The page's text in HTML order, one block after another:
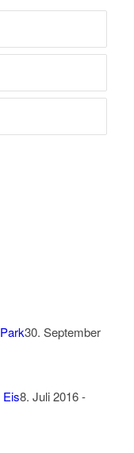
30. September
Eis8. Juli 2016 -